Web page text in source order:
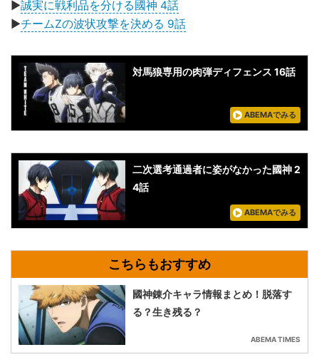
▶誠実に戦利品を分ける國神 4話
▶チームZの波状攻撃を決める 9話
対馬狼専用の肉弾ディフェンス 16話
ABEMAでみる
二次選考通過者に姿がなかった國神 2
4話
ABEMAでみる
國神錬介キャラ情報まとめ！脱落す
る？生き残る？
ABEMA TIMES